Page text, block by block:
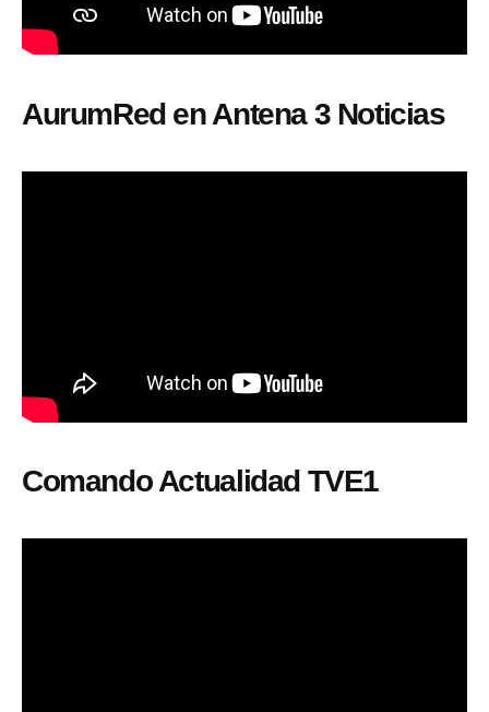
AurumRed en Antena 3 Noticias
Comando Actualidad TVE1